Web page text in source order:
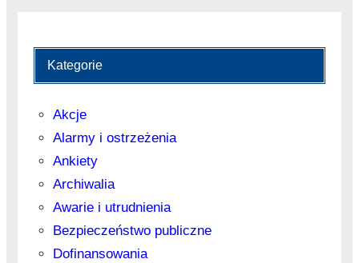
Kategorie
Akcje
Alarmy i ostrzeżenia
Ankiety
Archiwalia
Awarie i utrudnienia
Bezpieczeństwo publiczne
Dofinansowania